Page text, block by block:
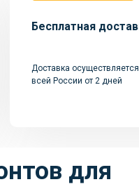
Бесплатная
Доставка
всей России от 2 дней
для